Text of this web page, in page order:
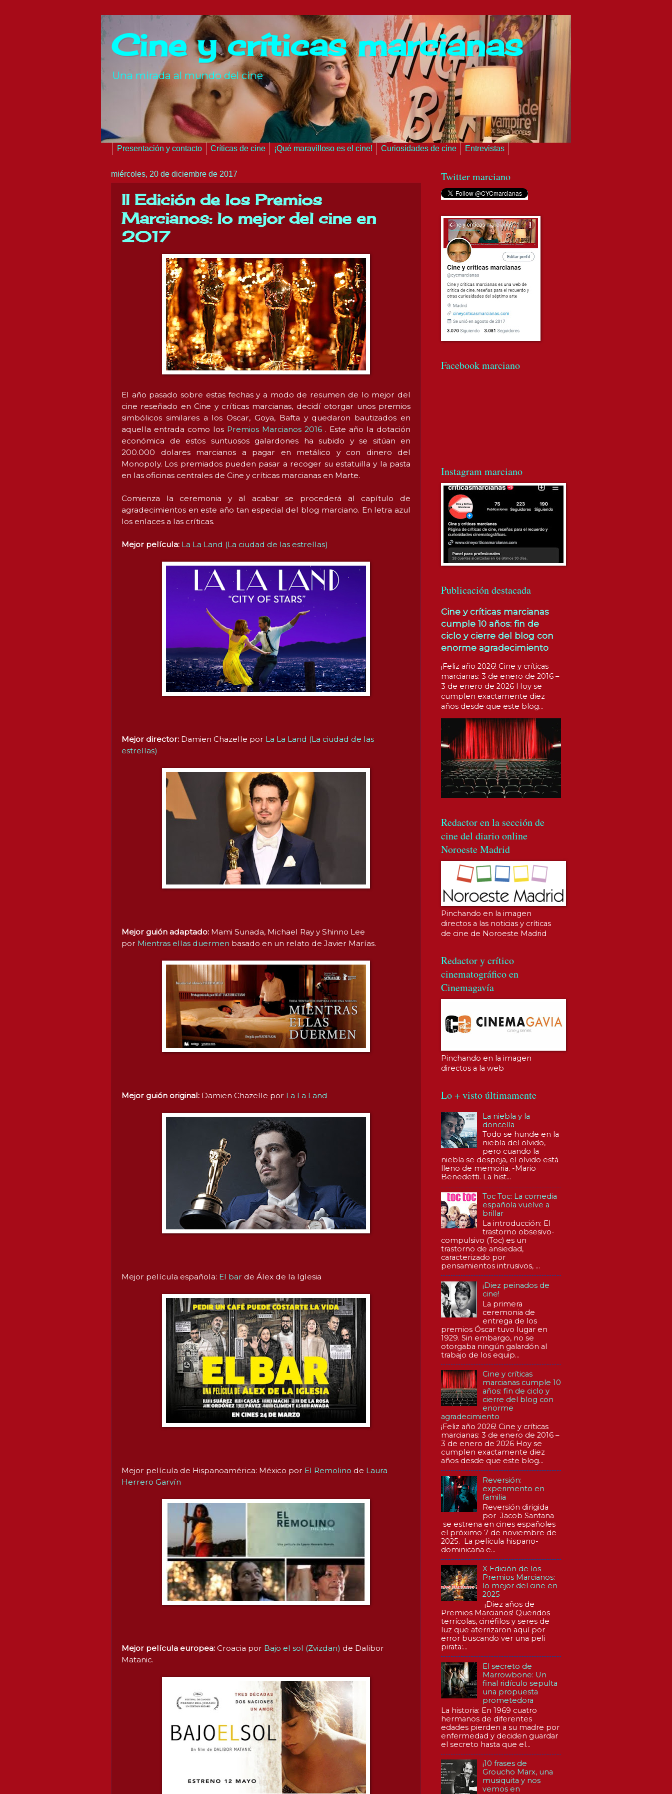
Cine y críticas marcianas
Una mirada al mundo del cine
Presentación y contacto Críticas de cine ¡Qué maravilloso es el cine! Curiosidades de cine Entrevistas
miércoles, 20 de diciembre de 2017
II Edición de los Premios
Marcianos: lo mejor del cine en
2017
El año pasado sobre estas fechas y a modo de resumen de lo mejor del
cine reseñado en Cine y críticas marcianas, decidí otorgar unos premios
simbólicos similares a los Oscar, Goya, Bafta y quedaron bautizados en
aquella entrada como los Premios Marcianos 2016 . Este año la dotación
económica de estos suntuosos galardones ha subido y se sitúan en
200.000 dolares marcianos a pagar en metálico y con dinero del
Monopoly. Los premiados pueden pasar a recoger su estatuilla y la pasta
en las oficinas centrales de Cine y críticas marcianas en Marte.
Comienza la ceremonia y al acabar se procederá al capítulo de
agradecimientos en este año tan especial del blog marciano. En letra azul
los enlaces a las críticas.
Mejor película: La La Land (La ciudad de las estrellas)
Mejor director: Damien Chazelle por La La Land (La ciudad de las
estrellas)
Mejor guión adaptado: Mami Sunada, Michael Ray y Shinno Lee
por Mientras ellas duermen basado en un relato de Javier Marías.
Mejor guión original: Damien Chazelle por La La Land
Mejor película española: El bar de Álex de la Iglesia
Mejor película de Hispanoamérica: México por El Remolino de Laura
Herrero Garvín
Mejor película europea: Croacia por Bajo el sol (Zvizdan) de Dalibor
Matanic.
Twitter marciano
Facebook marciano
Instagram marciano
Publicación destacada
Cine y críticas marcianas
cumple 10 años: fin de
ciclo y cierre del blog con
enorme agradecimiento
¡Feliz año 2026! Cine y críticas
marcianas: 3 de enero de 2016 –
3 de enero de 2026 Hoy se
cumplen exactamente diez
años desde que este blog...
Redactor en la sección de
cine del diario online
Noroeste Madrid
Pinchando en la imagen
directos a las noticias y críticas
de cine de Noroeste Madrid
Redactor y crítico
cinematográfico en
Cinemagavía
Pinchando en la imagen
directos a la web
Lo + visto últimamente
La niebla y la
doncella
Todo se hunde en la
niebla del olvido,
pero cuando la
niebla se despeja, el olvido está
lleno de memoria. -Mario
Benedetti. La hist...
Toc Toc: La comedia
española vuelve a
brillar
La introducción: El
trastorno obsesivo-
compulsivo (Toc) es un
trastorno de ansiedad,
caracterizado por
pensamientos intrusivos, ...
¡Diez peinados de
cine!
La primera
ceremonia de
entrega de los
premios Óscar tuvo lugar en
1929. Sin embargo, no se
otorgaba ningún galardón al
trabajo de los equip...
Cine y críticas
marcianas cumple 10
años: fin de ciclo y
cierre del blog con
enorme
agradecimiento
¡Feliz año 2026! Cine y críticas
marcianas: 3 de enero de 2016 –
3 de enero de 2026 Hoy se
cumplen exactamente diez
años desde que este blog...
Reversión:
experimento en
familia
Reversión dirigida
por Jacob Santana
se estrena en cines españoles
el próximo 7 de noviembre de
2025. La película hispano-
dominicana e...
X Edición de los
Premios Marcianos:
lo mejor del cine en
2025
¡Diez años de
Premios Marcianos! Queridos
terrícolas, cinéfilos y seres de
luz que aterrizaron aquí por
error buscando ver una peli
pirata:...
El secreto de
Marrowbone: Un
final ridículo sepulta
una propuesta
prometedora
La historia: En 1969 cuatro
hermanos de diferentes
edades pierden a su madre por
enfermedad y deciden guardar
el secreto hasta que el...
¡10 frases de
Groucho Marx, una
musiquita y nos
vemos en